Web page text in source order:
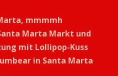
mmmmh
Marta Markt und
mit Lollipop-Kuss
in Santa Marta